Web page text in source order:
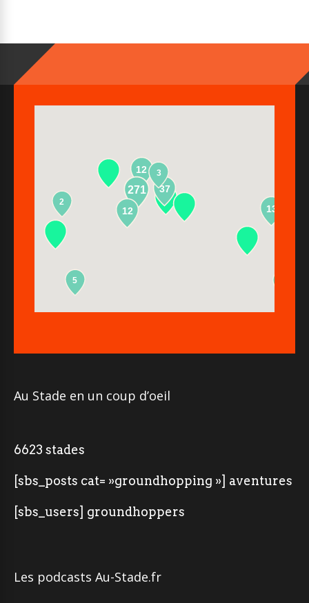
12
271
13
37
2
5
12
3
Au Stade en un coup d’oeil
6623 stades
[sbs_posts cat= »groundhopping »] aventures
[sbs_users] groundhoppers
Les podcasts Au-Stade.fr